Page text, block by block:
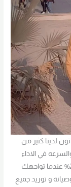
لدينا كثير من
في الاداء
والاسعار التنافسيه والخصومات التي قد تصل الى 20% عندما تواجهك
و توريد جميع